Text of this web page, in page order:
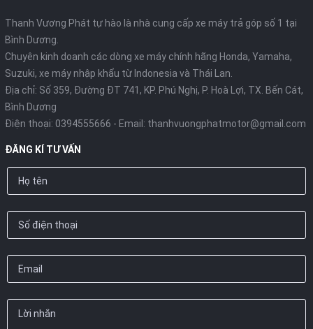
Thanh Vương Phát tự hào là nhà cung cấp xe máy trả góp số 1 tại
Bình Dương.
Chuyên kinh doanh các dòng xe máy chính hãng Honda, Yamaha,
Suzuki, xe máy nhập khẩu từ Indonesia và Thái Lan.
Địa chỉ: Số 359, Đường ĐT 741, KP. Phú Nghị, P. Hoà Lợi, TX. Bến Cát,
Bình Dương
Điện thoại: 0394555666 - Email: thanhvuongphatmotor@gmail.com
ĐĂNG KÍ TƯ VẤN